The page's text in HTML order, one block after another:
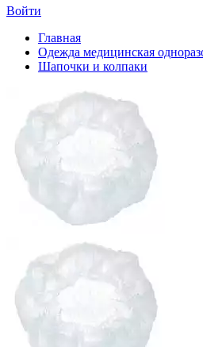
Войти
Главная
Одежда медицинская
Шапочки и колпаки